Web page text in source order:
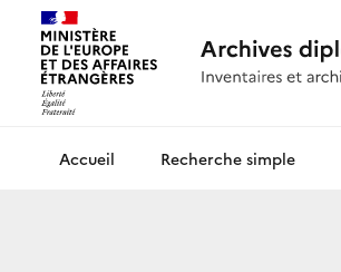
Archives diplomatiquesRecherche simple